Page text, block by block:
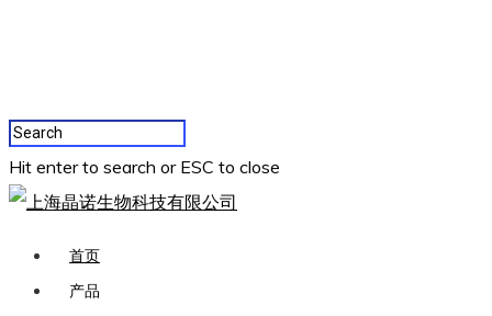
Hit enter to search or ESC to close
首页
产品